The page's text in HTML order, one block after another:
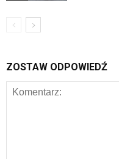
ZOSTAW ODPOWIEDŹ